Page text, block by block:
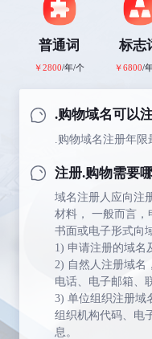
普通词
￥2800/年/个
标志
￥6800/
.购物域名可以
.购物域名注册年
注册.购物需要
域名注册人应向注
材料， 一般而言，
书面或电子形式向
1) 申请注册的域名
2) 自然人注册域名
电话、电子邮箱、
3) 单位组织注册域
组织机构代码、电
息。